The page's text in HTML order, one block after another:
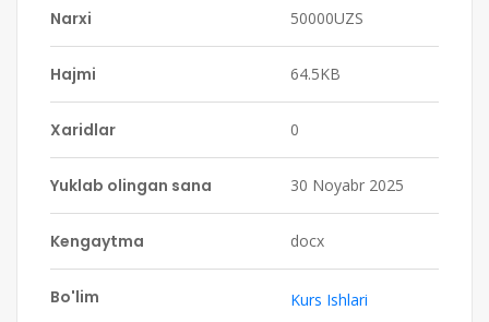
Narxi 50000UZS
Hajmi 64.5KB
Xaridlar 0
Yuklab olingan sana 30 Noyabr 2025
Kengaytma docx
Bo'lim Kurs Ishlari